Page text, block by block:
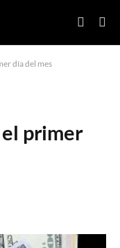
día del mes
primer